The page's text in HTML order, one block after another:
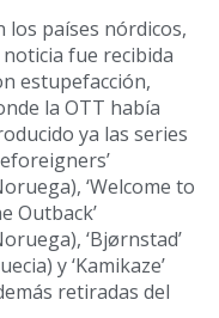
los países nórdicos,
noticia fue recibida
estupefacción,
la OTT había
ya las series
‘Welcome to
Outback’
‘Bjørnstad’
y ‘Kamikaze’
retiradas del